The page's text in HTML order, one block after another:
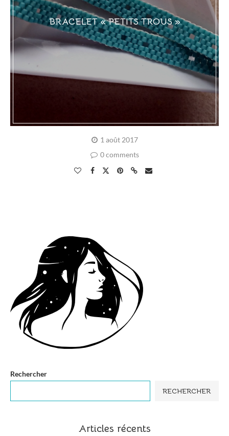
BRACELET « PETITS TROUS »
1 août 2017
0 comments
Rechercher
RECHERCHER
Articles récents